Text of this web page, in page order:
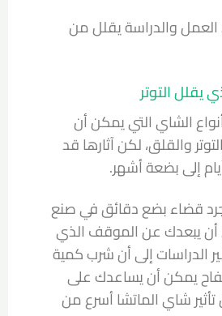
العمل والدراسة يقلل من
الشاي التي يمكن أن
والقلق، لكن آثارها قد
إلى بضعة أشهر.
قضاء بضع دقائق في صنع
يبعدك عن الموقف الذي
الدراسات إلى أن شرب كمية
يمكن أن يساعدك على
تأثير شاي الماتشا أسرع من